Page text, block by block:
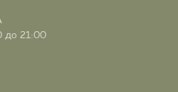
до 21:00